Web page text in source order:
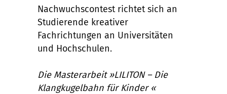
Nachwuchscontest richtet sich an
Studierende kreativer
Fachrichtungen an Universitäten
und Hochschulen.
Die Masterarbeit »LILITON – Die
Klangkugelbahn für Kinder «